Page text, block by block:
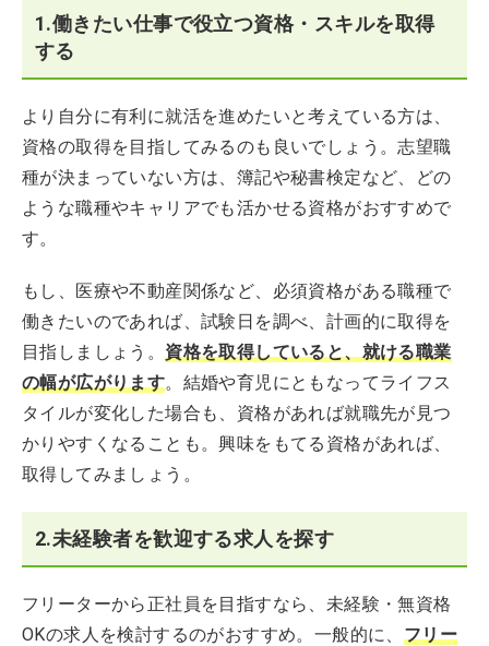
1.働きたい仕事で役立つ資格・スキルを取得
する
より自分に有利に就活を進めたいと考えている方は、
資格の取得を目指してみるのも良いでしょう。志望職
種が決まっていない方は、簿記や秘書検定など、どの
ような職種やキャリアでも活かせる資格がおすすめで
す。
もし、医療や不動産関係など、必須資格がある職種で
働きたいのであれば、試験日を調べ、計画的に取得を
目指しましょう。資格を取得していると、就ける職業
の幅が広がります。結婚や育児にともなってライフス
タイルが変化した場合も、資格があれば就職先が見つ
かりやすくなることも。興味をもてる資格があれば、
取得してみましょう。
2.未経験者を歓迎する求人を探す
フリーターから正社員を目指すなら、未経験・無資格
OKの求人を検討するのがおすすめ。一般的に、 フリー